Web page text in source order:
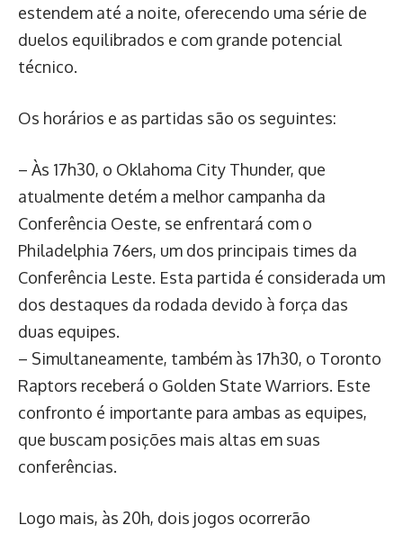
estendem até a noite, oferecendo uma série de
duelos equilibrados e com grande potencial
técnico.
Os horários e as partidas são os seguintes:
– Às 17h30, o Oklahoma City Thunder, que
atualmente detém a melhor campanha da
Conferência Oeste, se enfrentará com o
Philadelphia 76ers, um dos principais times da
Conferência Leste. Esta partida é considerada um
dos destaques da rodada devido à força das
duas equipes.
– Simultaneamente, também às 17h30, o Toronto
Raptors receberá o Golden State Warriors. Este
confronto é importante para ambas as equipes,
que buscam posições mais altas em suas
conferências.
Logo mais, às 20h, dois jogos ocorrerão